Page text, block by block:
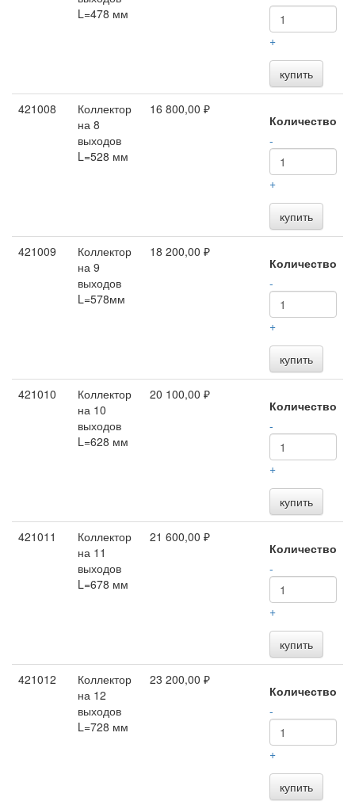
L=478 мм
+
купить
421008
Коллектор
на 8
выходов
L=528 мм
16 800,00 ₽
Количество
-
+
купить
421009
Коллектор
на 9
выходов
L=578мм
18 200,00 ₽
Количество
-
+
купить
421010
Коллектор
на 10
выходов
L=628 мм
20 100,00 ₽
Количество
-
+
купить
421011
Коллектор
на 11
выходов
L=678 мм
21 600,00 ₽
Количество
-
+
купить
421012
Коллектор
на 12
выходов
L=728 мм
23 200,00 ₽
Количество
-
+
купить